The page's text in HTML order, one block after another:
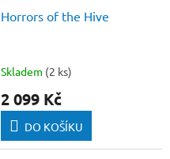
Horrors of the Hive
Skladem (2 ks)
2 099 Kč
DO KOŠÍKU